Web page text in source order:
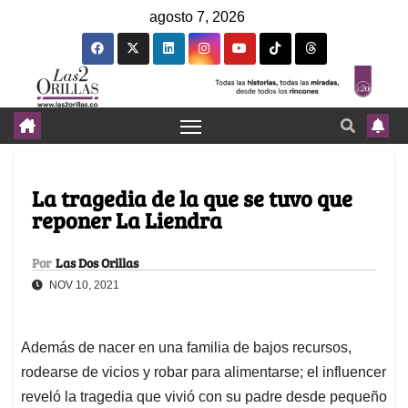
agosto 7, 2026
La tragedia de la que se tuvo que
reponer La Liendra
Por Las Dos Orillas
NOV 10, 2021
Además de nacer en una familia de bajos recursos,
rodearse de vicios y robar para alimentarse; el influencer
reveló la tragedia que vivió con su padre desde pequeño